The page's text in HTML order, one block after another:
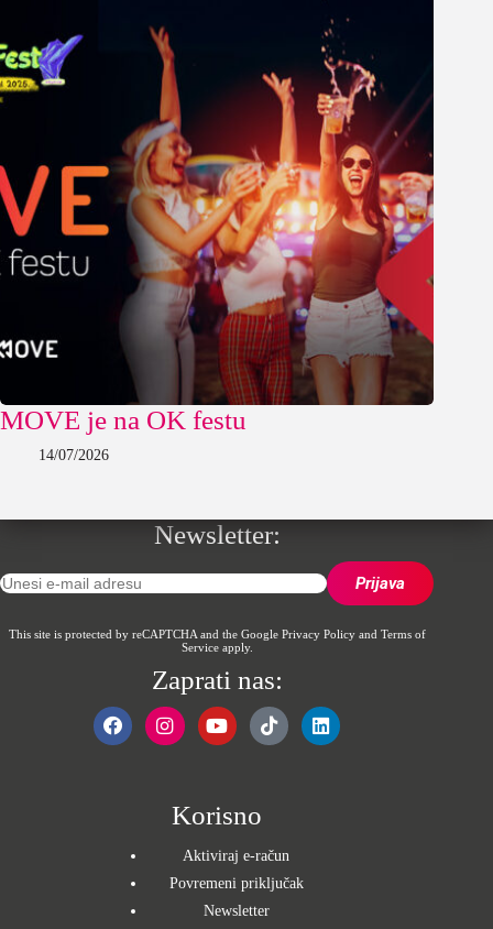
MOVE je na OK festu
14/07/2026
Korisno
Aktiviraj e-račun
Povremeni priključak
Newsletter
Newsletter:
This site is protected by reCAPTCHA and the Google Privacy Policyand Terms of
Serviceapply.
Zaprati nas: